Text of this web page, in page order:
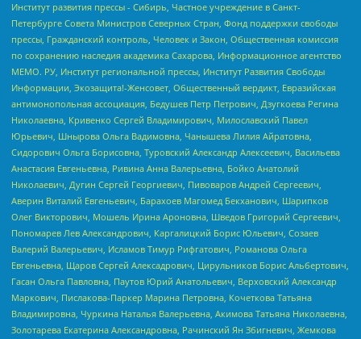
Институт развития прессы - Сибирь, Частное учреждение в Санкт-
Петербурге Совета Министров Северных Стран, Фонд поддержки свободы
прессы, Гражданский контроль, Человек и Закон, Общественная комиссия
по сохранению наследия академика Сахарова, Информационное агентство
МЕМО. РУ, Институт региональной прессы, Институт Развития Свободы
Информации, Экозащита!-Женсовет, Общественный вердикт, Евразийская
антимонопольная ассоциация, Бедушев Петр Петрович, Дзугкоева Регина
Николаевна, Кривенко Сергей Владимирович, Милославский Павел
Юрьевич, Шнырова Ольга Вадимовна, Чанышева Лилия Айратовна,
Сидорович Ольга Борисовна, Туровский Александр Алексеевич, Васильева
Анастасия Евгеньевна, Ривина Анна Валерьевна, Бойко Анатолий
Николаевич, Дугин Сергей Георгиевич, Пивоваров Андрей Сергеевич,
Аверин Виталий Евгеньевич, Барахоев Магомед Бекханович, Шарипков
Олег Викторович, Мошель Ирина Ароновна, Шведов Григорий Сергеевич,
Пономарев Лев Александрович, Каргалицкий Борис Юльевич, Созаев
Валерий Валерьевич, Исламов Тимур Рифгатович, Романова Ольга
Евгеньевна, Щаров Сергей Алексадрович, Цирульников Борис Альбертович,
Гасан Ольга Павловна, Паутов Юрий Анатольевич, Верховский Александр
Маркович, Пислакова-Паркер Марина Петровна, Кочеткова Татьяна
Владимировна, Чуркина Наталья Валерьевна, Акимова Татьяна Николаевна,
Золотарева Екатерина Александровна, Рачинский Ян Збигневич, Жемкова